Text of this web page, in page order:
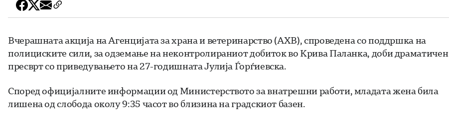
Вчерашната акција на Агенцијата за храна и ветеринарство (АХВ), спроведена со поддршка на
полициските сили, за одземање на неконтролираниот добиток во Крива Паланка, доби драматичен
пресврт со приведувањето на 27-годишната Јулија Ѓорѓиевска.
Според официјалните информации од Министерството за внатрешни работи, младата жена била
лишена од слобода околу 9:35 часот во близина на градскиот базен.